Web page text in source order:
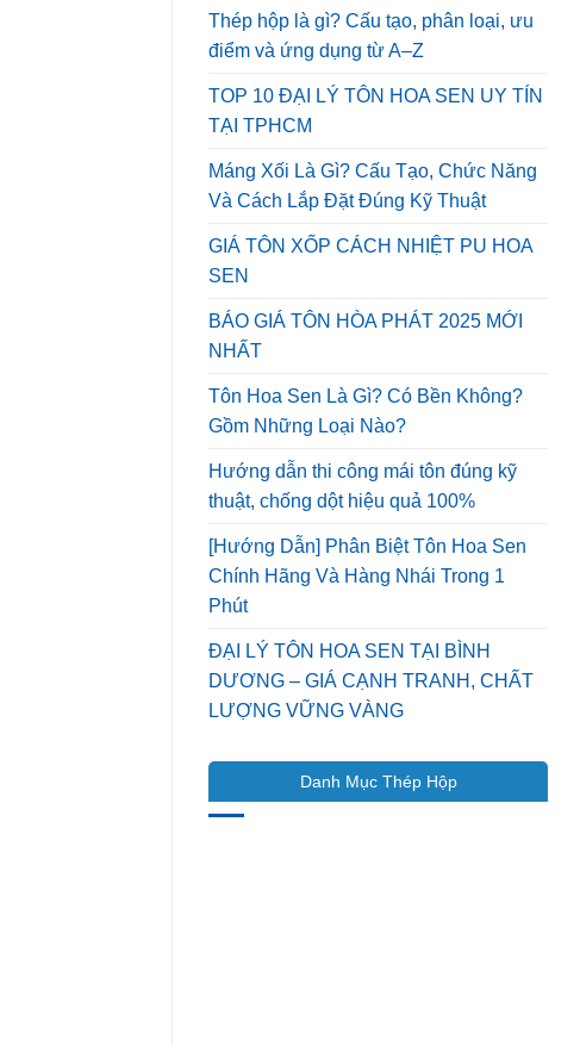
Thép hộp là gì? Cấu tạo, phân loại, ưu
điểm và ứng dụng từ A–Z
TOP 10 ĐẠI LÝ TÔN HOA SEN UY TÍN
TẠI TPHCM
Máng Xối Là Gì? Cấu Tạo, Chức Năng
Và Cách Lắp Đặt Đúng Kỹ Thuật
GIÁ TÔN XỐP CÁCH NHIỆT PU HOA
SEN
BÁO GIÁ TÔN HÒA PHÁT 2025 MỚI
NHẤT
Tôn Hoa Sen Là Gì? Có Bền Không?
Gồm Những Loại Nào?
Hướng dẫn thi công mái tôn đúng kỹ
thuật, chống dột hiệu quả 100%
[Hướng Dẫn] Phân Biệt Tôn Hoa Sen
Chính Hãng Và Hàng Nhái Trong 1
Phút
ĐẠI LÝ TÔN HOA SEN TẠI BÌNH
DƯƠNG – GIÁ CẠNH TRANH, CHẤT
LƯỢNG VỮNG VÀNG
Danh Mục Thép Hộp